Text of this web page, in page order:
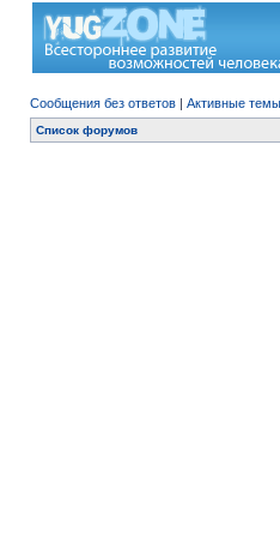
Сообщения без ответов | Активные темы
Список форумов